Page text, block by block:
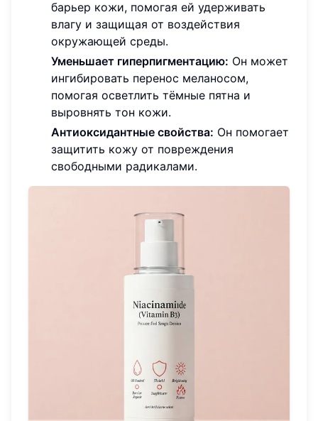
барьер кожи, помогая ей удерживать
влагу и защищая от воздействия
окружающей среды.
Уменьшает гиперпигментацию: Он может
ингибировать перенос меланосом,
помогая осветлить тёмные пятна и
выровнять тон кожи.
Антиоксидантные свойства: Он помогает
защитить кожу от повреждения
свободными радикалами.